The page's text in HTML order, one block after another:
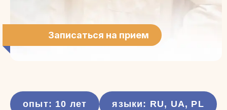
Записаться на прием
опыт: 10 лет языки: RU, UA, PL